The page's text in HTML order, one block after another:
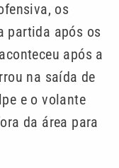
os
partida após os
após a
na saída de
e o volante
da área para